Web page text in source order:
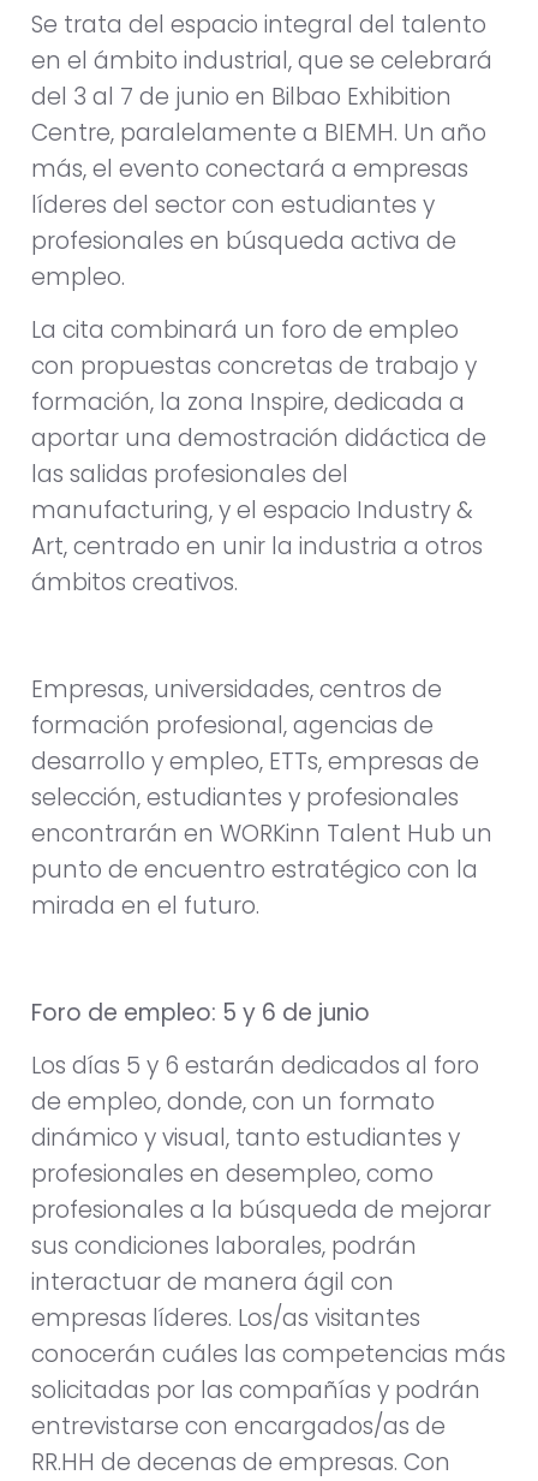
Se trata del espacio integral del talento
en el ámbito industrial, que se celebrará
del 3 al 7 de junio en Bilbao Exhibition
Centre, paralelamente a BIEMH. Un año
más, el evento conectará a empresas
líderes del sector con estudiantes y
profesionales en búsqueda activa de
empleo.
La cita combinará un foro de empleo
con propuestas concretas de trabajo y
formación, la zona Inspire, dedicada a
aportar una demostración didáctica de
las salidas profesionales del
manufacturing, y el espacio Industry &
Art, centrado en unir la industria a otros
ámbitos creativos.
Empresas, universidades, centros de
formación profesional, agencias de
desarrollo y empleo, ETTs, empresas de
selección, estudiantes y profesionales
encontrarán en WORKinn Talent Hub un
punto de encuentro estratégico con la
mirada en el futuro.
Foro de empleo: 5 y 6 de junio
Los días 5 y 6 estarán dedicados al foro
de empleo, donde, con un formato
dinámico y visual, tanto estudiantes y
profesionales en desempleo, como
profesionales a la búsqueda de mejorar
sus condiciones laborales, podrán
interactuar de manera ágil con
empresas líderes. Los/as visitantes
conocerán cuáles las competencias más
solicitadas por las compañías y podrán
entrevistarse con encargados/as de
RR.HH de decenas de empresas. Con